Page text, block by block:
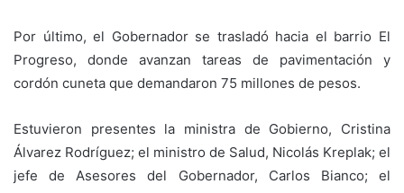
Por último, el Gobernador se trasladó hacia el barrio El
Progreso, donde avanzan tareas de pavimentación y
cordón cuneta que demandaron 75 millones de pesos.
Estuvieron presentes la ministra de Gobierno, Cristina
Álvarez Rodríguez; el ministro de Salud, Nicolás Kreplak; el
jefe de Asesores del Gobernador, Carlos Bianco; el